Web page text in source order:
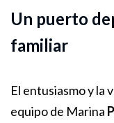
Un puerto
familiar
El entusiasmo y la
equipo de Marina